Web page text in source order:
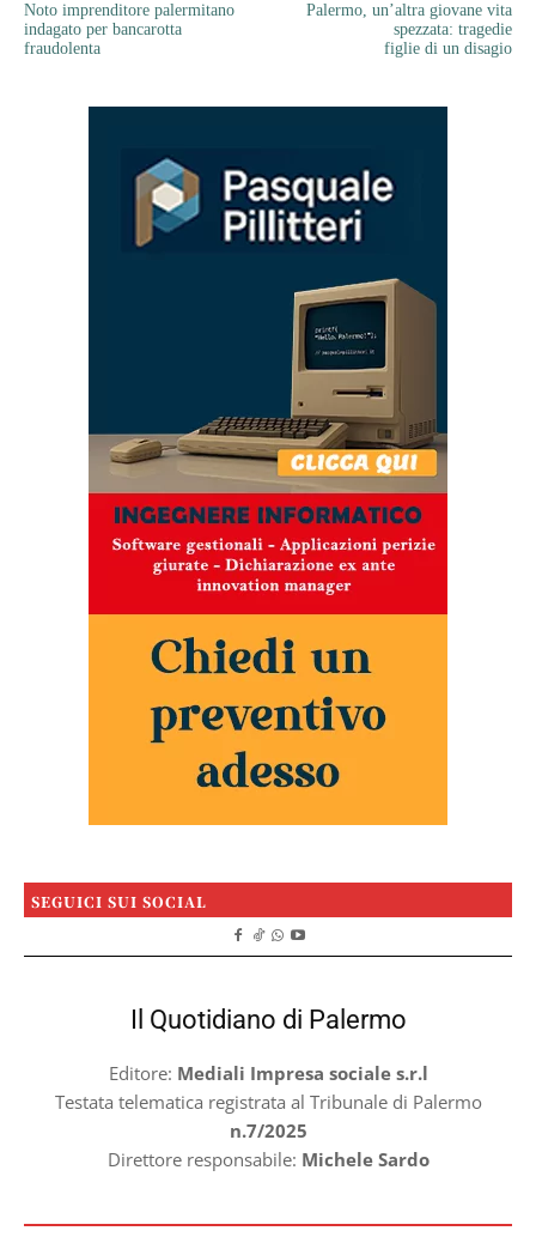
Noto imprenditore palermitano
indagato per bancarotta
fraudolenta
Palermo, un’altra giovane vita
spezzata: tragedie
figlie di un disagio
SEGUICI SUI SOCIAL
Il Quotidiano di Palermo
Editore: Mediali Impresa sociale s.r.l
Testata telematica registrata al Tribunale di Palermo
n.7/2025
Direttore responsabile: Michele Sardo